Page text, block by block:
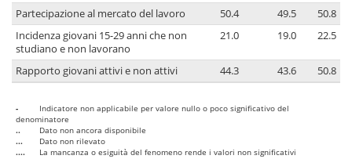
Partecipazione al mercato del lavoro 50.4 49.5
50.8
Incidenza giovani 15-29 anni che non
studiano e non lavorano
21.0 19.0 22.5
Rapporto giovani attivi e non attivi 44.3 43.6 50.8
-
Indicatore non applicabile per valore nullo o poco significativo del
denominatore
..
Dato non ancora disponibile
...
Dato non rilevato
....
La mancanza o esiguità del fenomeno rende i valori non significativi